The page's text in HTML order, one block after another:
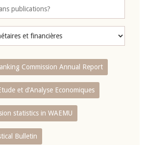
Commission Annual Report
et d’Analyse Economiques
statistics in WAEMU
Bulletin